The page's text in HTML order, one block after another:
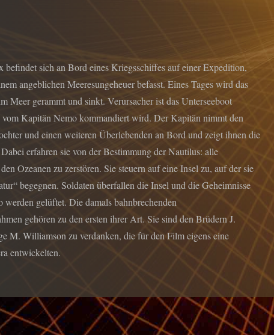
befindet sich an Bord eines Kriegsschiffes auf einer Expedition,
angeblichen Meeresungeheuer befasst. Eines Tages wird das
Meer gerammt und sinkt. Verursacher ist das Unterseeboot
Kapitän Nemo kommandiert wird. Der Kapitän nimmt den
und einen weiteren Überlebenden an Bord und zeigt ihnen die
erfahren sie von der Bestimmung der Nautilus: alle
Ozeanen zu zerstören. Sie steuern auf eine Insel zu, auf der sie
begegnen. Soldaten überfallen die Insel und die Geheimnisse
gelüftet. Die damals bahnbrechenden
gehören zu den ersten ihrer Art. Sie sind den Brüdern J.
M. Williamson zu verdanken, die für den Film eigens eine
entwickelten.